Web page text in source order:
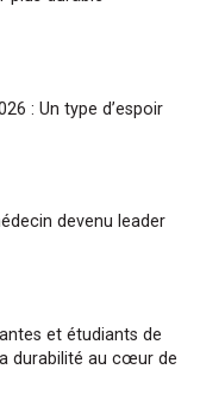
: Un type d’espoir
devenu leader
et étudiants de
durabilité au cœur de